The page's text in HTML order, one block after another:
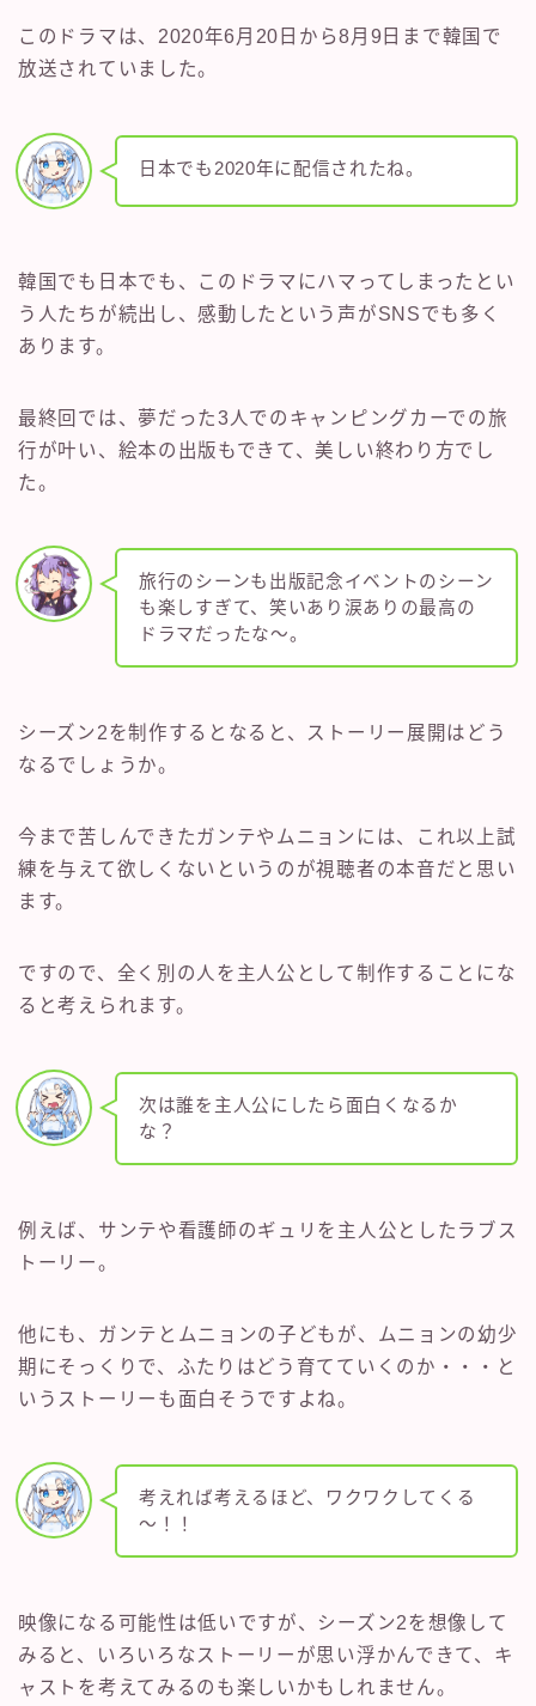
このドラマは、2020年6月20日から8月9日まで韓国で
放送されていました。
日本でも2020年に配信されたね。
韓国でも日本でも、このドラマにハマってしまったとい
う人たちが続出し、感動したという声がSNSでも多く
あります。
最終回では、夢だった3人でのキャンピングカーでの旅
行が叶い、絵本の出版もできて、美しい終わり方でし
た。
旅行のシーンも出版記念イベントのシーン
も楽しすぎて、笑いあり涙ありの最高の
ドラマだったな～。
シーズン2を制作するとなると、ストーリー展開はどう
なるでしょうか。
今まで苦しんできたガンテやムニョンには、これ以上試
練を与えて欲しくないというのが視聴者の本音だと思い
ます。
ですので、全く別の人を主人公として制作することにな
ると考えられます。
次は誰を主人公にしたら面白くなるか
な？
例えば、サンテや看護師のギュリを主人公としたラブス
トーリー。
他にも、ガンテとムニョンの子どもが、ムニョンの幼少
期にそっくりで、ふたりはどう育てていくのか・・・と
いうストーリーも面白そうですよね。
考えれば考えるほど、ワクワクしてくる
～！！
映像になる可能性は低いですが、シーズン2を想像して
みると、いろいろなストーリーが思い浮かんできて、キ
ャストを考えてみるのも楽しいかもしれません。